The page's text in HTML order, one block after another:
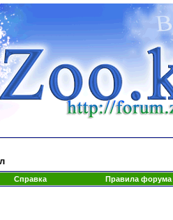
Справка Правила форума